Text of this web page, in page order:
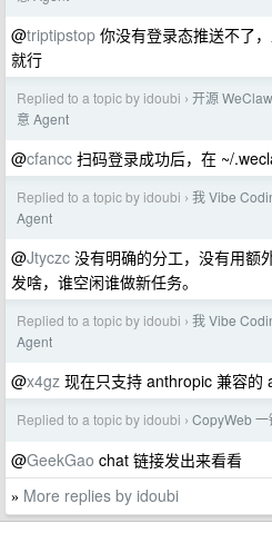
@triptipstop 你没有登录态推送不了
就行
Replied to a topic by idoubi › 开源
意 Agent
@cfancc 扫码登录成功后，在 ~/
Replied to a topic by idoubi › 我 Vibe
Agent
@Jtyczc 没有明确的分工，没有用额
发啥，谁空闲谁做新任务。
Replied to a topic by idoubi › 我 Vibe
Agent
@x4gz 现在只支持 anthropic 兼容的
Replied to a topic by idoubi › CopyWeb
@GeekGao chat 链接发出来看看
» More replies by idoubi